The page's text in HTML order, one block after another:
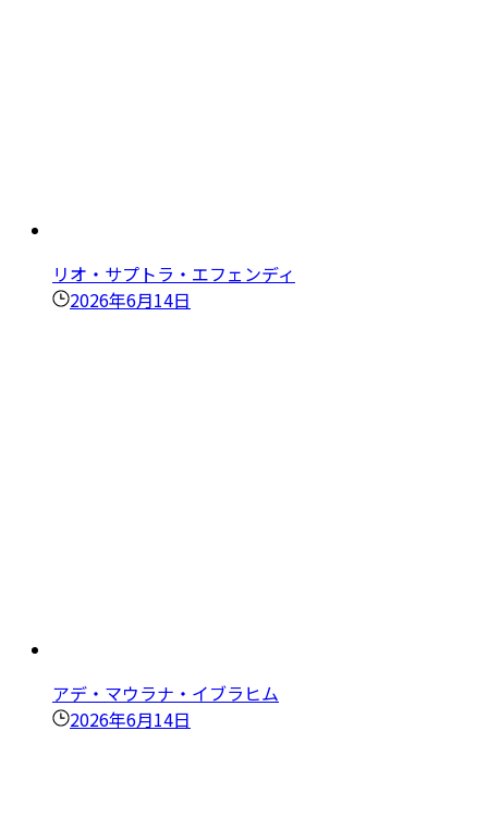
リオ・サプトラ・エフェンディ
2026年6月14日
アデ・マウラナ・イブラヒム
2026年6月14日